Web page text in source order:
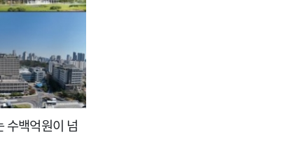
수백억원이 넘